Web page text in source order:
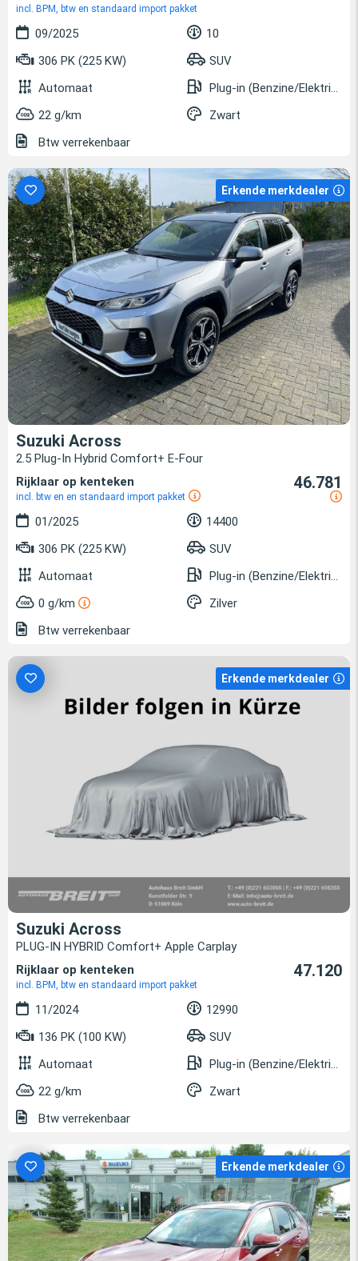
incl. BPM, btw en standaard import pakket
09/2025
10
306 PK (225 KW)
SUV
Automaat
Plug-in (Benzine/Elektrisch)
22 g/km
Zwart
Btw verrekenbaar
Erkende merkdealer
Suzuki Across
2.5 Plug-In Hybrid Comfort+ E-Four
Rijklaar op kenteken
incl. btw en en standaard import pakket
46.781
01/2025
14400
306 PK (225 KW)
SUV
Automaat
Plug-in (Benzine/Elektrisch)
0 g/km
Zilver
Btw verrekenbaar
Erkende merkdealer
Suzuki Across
PLUG-IN HYBRID Comfort+ Apple Carplay
Rijklaar op kenteken
incl. BPM, btw en standaard import pakket
47.120
11/2024
12990
136 PK (100 KW)
SUV
Automaat
Plug-in (Benzine/Elektrisch)
22 g/km
Zwart
Btw verrekenbaar
Erkende merkdealer